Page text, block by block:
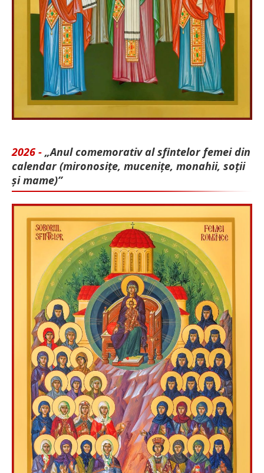
2026 - „Anul comemorativ al sfintelor femei din
calendar (mironosițe, mu­cenițe, monahii, soții
și mame)”